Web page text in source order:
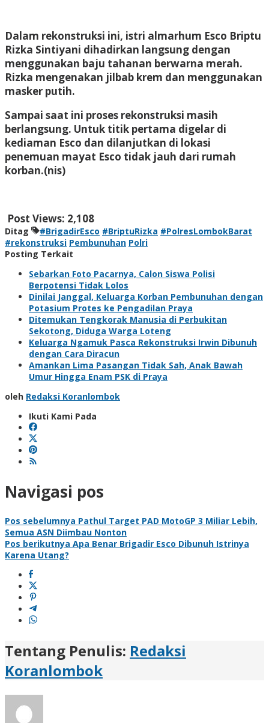
Dalam rekonstruksi ini, istri almarhum Esco Briptu
Rizka Sintiyani dihadirkan langsung dengan
menggunakan baju tahanan berwarna merah.
Rizka mengenakan jilbab krem dan menggunakan
masker putih.
Sampai saat ini proses rekonstruksi masih
berlangsung. Untuk titik pertama digelar di
kediaman Esco dan dilanjutkan di lokasi
penemuan mayat Esco tidak jauh dari rumah
korban.(nis)
Post Views: 2,108
Ditag #BrigadirEsco #BriptuRizka #PolresLombokBarat
#rekonstruksi Pembunuhan Polri
Posting Terkait
Sebarkan Foto Pacarnya, Calon Siswa Polisi
Berpotensi Tidak Lolos
Dinilai Janggal, Keluarga Korban Pembunuhan dengan
Potasium Protes ke Pengadilan Praya
Ditemukan Tengkorak Manusia di Perbukitan
Sekotong, Diduga Warga Loteng
Keluarga Ngamuk Pasca Rekonstruksi Irwin Dibunuh
dengan Cara Diracun
Amankan Lima Pasangan Tidak Sah, Anak Bawah
Umur Hingga Enam PSK di Praya
oleh Redaksi Koranlombok
Ikuti Kami Pada
Navigasi pos
Pos sebelumnya Pathul Target PAD MotoGP 3 Miliar Lebih,
Semua ASN Diimbau Nonton
Pos berikutnya Apa Benar Brigadir Esco Dibunuh Istrinya
Karena Utang?
Tentang Penulis: Redaksi
Koranlombok